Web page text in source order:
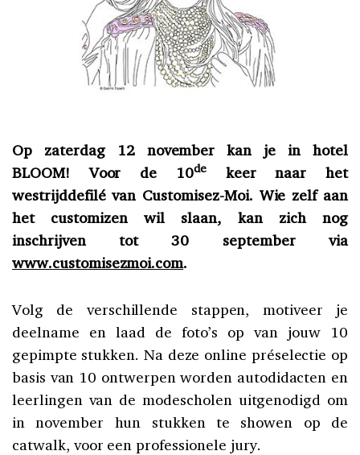
Op zaterdag 12 november kan je in hotel
BLOOM! Voor de 10dekeer naar het
westrijddefilé van Customisez-Moi. Wie zelf aan
het customizen wil slaan, kan zich nog
inschrijven tot 30 september via
www.customisezmoi.com.
Volg de verschillende stappen, motiveer je
deelname en laad de foto’s op van jouw 10
gepimpte stukken. Na deze online préselectie op
basis van 10 ontwerpen worden autodidacten en
leerlingen van de modescholen uitgenodigd om
in november hun stukken te showen op de
catwalk, voor een professionele jury.